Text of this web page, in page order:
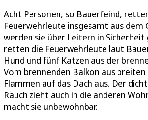
Acht Personen, so Bauerfeind,
Feuerwehrleute insgesamt aus dem
werden sie über Leitern in Sicherheit
retten die Feuerwehrleute laut
Hund und fünf Katzen aus der
Vom brennenden Balkon aus breiten
Flammen auf das Dach aus. Der
Rauch zieht auch in die anderen
macht sie unbewohnbar.